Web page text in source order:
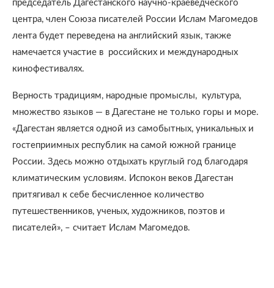
председатель Дагестанского научно-краеведческого
центра, член Союза писателей России Ислам Магомедов
лента будет переведена на английский язык, также
намечается участие в российских и международных
кинофестивалях.
Верность традициям, народные промыслы, культура,
множество языков — в Дагестане не только горы и море.
«Дагестан является одной из самобытных, уникальных и
гостеприимных республик на самой южной границе
России. Здесь можно отдыхать круглый год благодаря
климатическим условиям. Испокон веков Дагестан
притягивал к себе бесчисленное количество
путешественников, ученых, художников, поэтов и
писателей», – считает Ислам Магомедов.